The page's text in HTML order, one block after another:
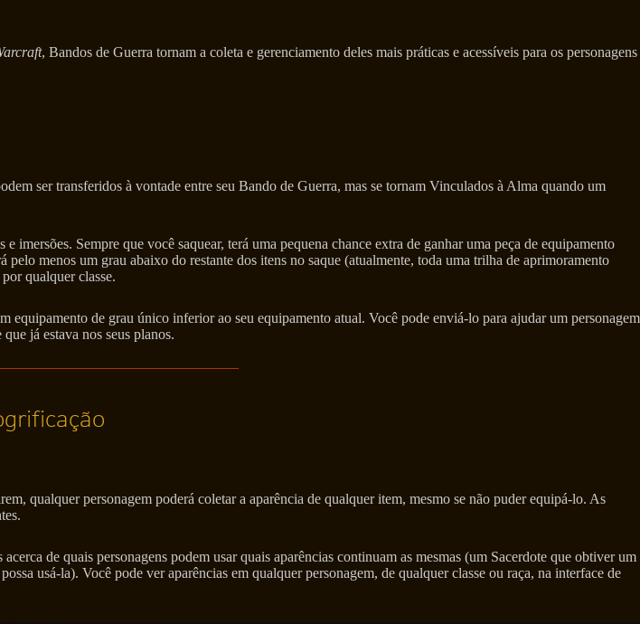
, Bandos de Guerra tornam a coleta e gerenciamento deles mais práticas e acessíveis para os personagens
ser transferidos à vontade entre seu Bando de Guerra, mas se tornam Vinculados à Alma quando um
imersões. Sempre que você saquear, terá uma pequena chance extra de ganhar uma peça de equipamento
pelo menos um grau abaixo do restante dos itens no saque (atualmente, toda uma trilha de aprimoramento
qualquer classe.
equipamento de grau único inferior ao seu equipamento atual. Você pode enviá-lo para ajudar um personagem
já estava nos seus planos.
qualquer personagem poderá coletar a aparência de qualquer item, mesmo se não puder equipá-lo. As
de quais personagens podem usar quais aparências continuam as mesmas (um Sacerdote que obtiver um
usá-la). Você pode ver aparências em qualquer personagem, de qualquer classe ou raça, na interface de